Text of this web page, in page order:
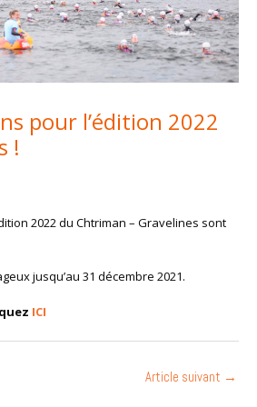
pour l’édition 2022
!
2022 du Chtriman – Gravelines sont
jusqu’au 31 décembre 2021.
ICI
Article suivant →